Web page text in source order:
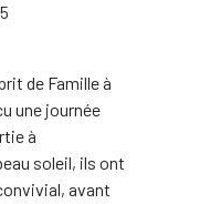
de Famille à
une journée
à
soleil, ils ont
avant